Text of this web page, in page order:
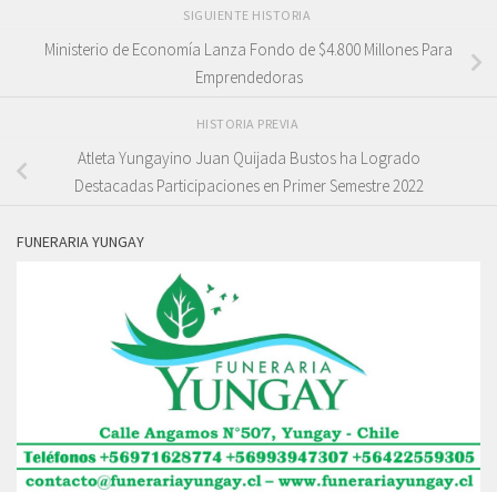
SIGUIENTE HISTORIA
Ministerio de Economía Lanza Fondo de $4.800 Millones Para
Emprendedoras
HISTORIA PREVIA
Atleta Yungayino Juan Quijada Bustos ha Logrado
Destacadas Participaciones en Primer Semestre 2022
FUNERARIA YUNGAY